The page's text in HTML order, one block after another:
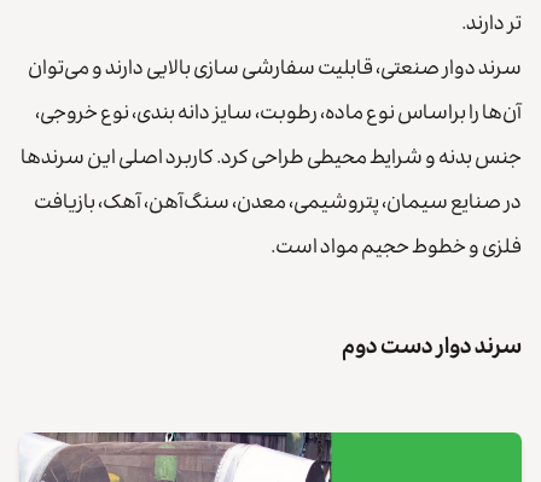
تر دارند.
سرند دوار صنعتی، قابلیت سفارشی سازی بالایی دارند و می‌توان
آن‌ها را براساس نوع ماده، رطوبت، سایز دانه بندی، نوع خروجی،
جنس بدنه و شرایط محیطی طراحی کرد. کاربرد اصلی این سرندها
در صنایع سیمان، پتروشیمی، معدن، سنگ‌آهن، آهک، بازیافت
فلزی و خطوط حجیم مواد است.
سرند دوار دست دوم